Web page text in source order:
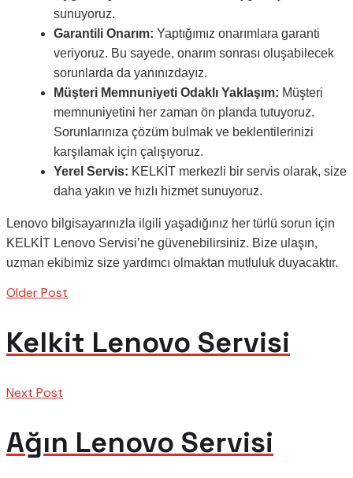
sunuyoruz.
Garantili Onarım: Yaptığımız onarımlara garanti
veriyoruz. Bu sayede, onarım sonrası oluşabilecek
sorunlarda da yanınızdayız.
Müşteri Memnuniyeti Odaklı Yaklaşım: Müşteri
memnuniyetini her zaman ön planda tutuyoruz.
Sorunlarınıza çözüm bulmak ve beklentilerinizi
karşılamak için çalışıyoruz.
Yerel Servis: KELKİT merkezli bir servis olarak, size
daha yakın ve hızlı hizmet sunuyoruz.
Lenovo bilgisayarınızla ilgili yaşadığınız her türlü sorun için
KELKİT Lenovo Servisi’ne güvenebilirsiniz. Bize ulaşın,
uzman ekibimiz size yardımcı olmaktan mutluluk duyacaktır.
Older Post
Kelkit Lenovo Servisi
Next Post
Ağın Lenovo Servisi